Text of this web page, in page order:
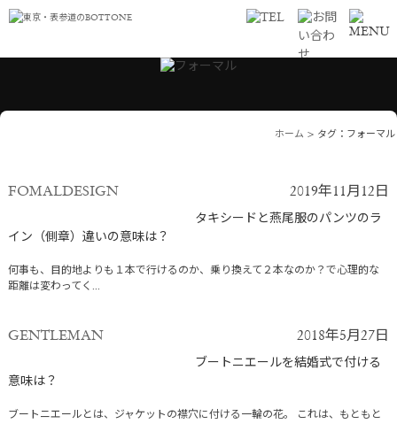
ホーム > タグ：フォーマル
FOMALDESIGN 2019年11月12日
タキシードと燕尾服のパンツのラ
イン（側章）違いの意味は？
何事も、目的地よりも１本で行けるのか、乗り換えて２本なのか？で心理的な
距離は変わってく...
GENTLEMAN 2018年5月27日
ブートニエールを結婚式で付ける
意味は？
ブートニエールとは、ジャケットの襟穴に付ける一輪の花。 これは、もともと